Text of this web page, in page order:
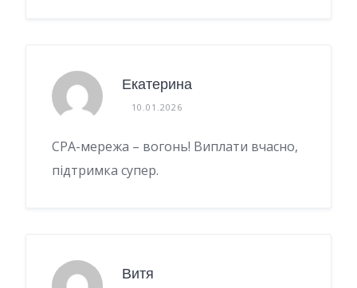
Екатерина
10.01.2026
CPA-мережа – вогонь! Виплати вчасно,
підтримка супер.
Витя